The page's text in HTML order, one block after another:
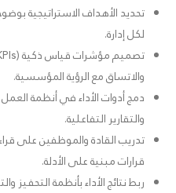
تحديد الأهداف الاستراتيجية
لكل إدارة.
والاتساق مع الرؤية المؤسسية.
دمج أدوات الأداء في أنظمة
والتقارير التفاعلية.
تدريب القادة والموظفين على قراءة
قرارات مبنية على الأدلة.
ربط نتائج الأداء بأنظمة التحفيز